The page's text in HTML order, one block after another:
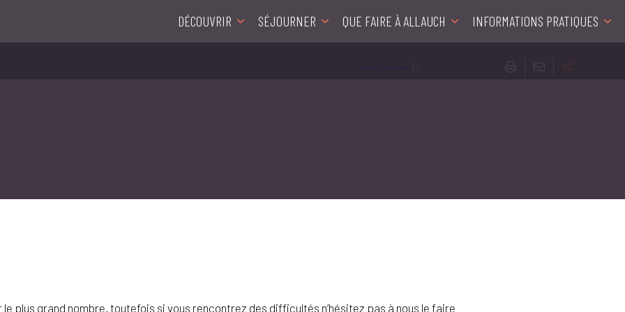
DÉCOUVRIR SÉJOURNER QUE FAIRE À ALLAUCH INFORMATIONS PRATIQUES
plus grand nombre, toutefois si vous rencontrez des difficultés n’hésitez pas à nous le faire